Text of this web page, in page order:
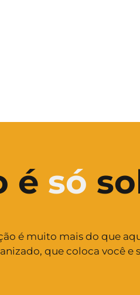
é só
é muito mais do que
que coloca você e